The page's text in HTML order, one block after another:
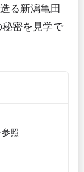
る新潟亀田
密を見学で
参照